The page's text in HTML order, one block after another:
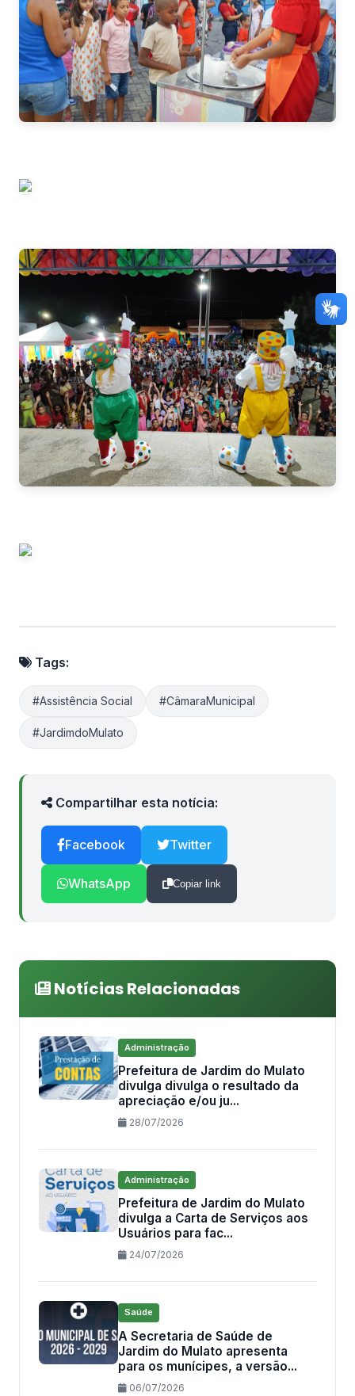
Tags:
#Assistência Social #CâmaraMunicipal
#JardimdoMulato
Compartilhar esta notícia:
Facebook Twitter
WhatsApp Copiar link
Notícias Relacionadas
Administração
Prefeitura de Jardim do Mulato
divulga divulga o resultado da
apreciação e/ou ju...
28/07/2026
Administração
Prefeitura de Jardim do Mulato
divulga a Carta de Serviços aos
Usuários para fac...
24/07/2026
Saúde
A Secretaria de Saúde de
Jardim do Mulato apresenta
para os munícipes, a versão...
06/07/2026